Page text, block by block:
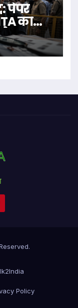
पेपर
का
Policy